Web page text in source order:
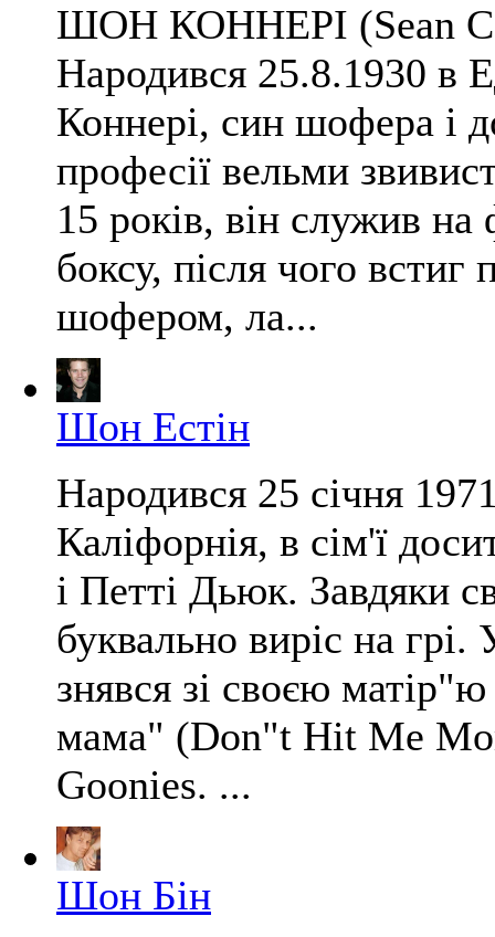
ШОН КОННЕРІ (Sean
Народився 25.8.1930 в
Коннері, син шофера і
професії вельми
15 років, він служив
боксу, після чого
шофером, ла...
Шон Естін
Народився 25 січня
Каліфорнія, в сім'ї
і Петті Дьюк. Завдяки
буквально виріс на грі.
знявся зі своєю
мама" (Don"t Hit Me
Goonies. ...
Шон Бін